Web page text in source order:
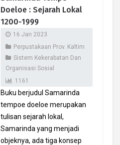
Doeloe : Sejarah Lokal
1200-1999
16 Jan 2023
Perpustakaan Prov. Kaltim
Sistem Kekerabatan Dan
Organisasi Sosial
1161
Buku berjudul Samarinda
tempoe doeloe merupakan
tulisan sejarah lokal,
Samarinda yang menjadi
objeknya, ada tiga konsep